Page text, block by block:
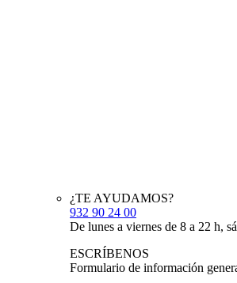
¿TE AYUDAMOS?
932 90 24 00
De lunes a viernes de 8 a 22 h,
ESCRÍBENOS
Formulario de información